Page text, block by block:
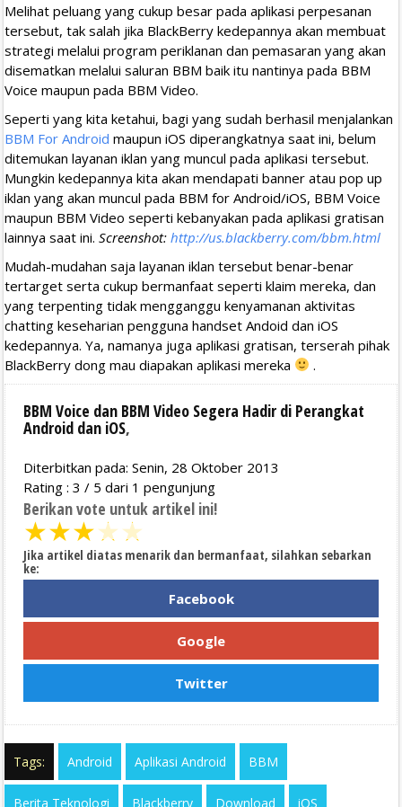
Melihat peluang yang cukup besar pada aplikasi perpesanan
tersebut, tak salah jika BlackBerry kedepannya akan membuat
strategi melalui program periklanan dan pemasaran yang akan
disematkan melalui saluran BBM baik itu nantinya pada BBM
Voice maupun pada BBM Video.
Seperti yang kita ketahui, bagi yang sudah berhasil menjalankan
BBM For Android maupun iOS diperangkatnya saat ini, belum
ditemukan layanan iklan yang muncul pada aplikasi tersebut.
Mungkin kedepannya kita akan mendapati banner atau pop up
iklan yang akan muncul pada BBM for Android/iOS, BBM Voice
maupun BBM Video seperti kebanyakan pada aplikasi gratisan
lainnya saat ini. Screenshot: http://us.blackberry.com/bbm.html
Mudah-mudahan saja layanan iklan tersebut benar-benar
tertarget serta cukup bermanfaat seperti klaim mereka, dan
yang terpenting tidak mengganggu kenyamanan aktivitas
chatting keseharian pengguna handset Andoid dan iOS
kedepannya. Ya, namanya juga aplikasi gratisan, terserah pihak
BlackBerry dong mau diapakan aplikasi mereka
.
BBM Voice dan BBM Video Segera Hadir di Perangkat
Android dan iOS,
Diterbitkan pada: Senin, 28 Oktober 2013
Rating : 3 / 5 dari 1 pengunjung
Berikan vote untuk artikel ini!
★★★★★
Jika artikel diatas menarik dan bermanfaat, silahkan sebarkan
ke:
Facebook
Google
Twitter
Tags: Android Aplikasi Android BBM
Berita Teknologi Blackberry Download iOS